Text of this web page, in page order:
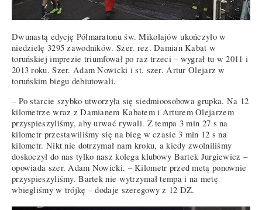
Dwunastą edycję Półmaratonu św. Mikołajów ukończyło w
niedzielę 3295 zawodników. Szer. rez. Damian Kabat w
toruńskiej imprezie triumfował po raz trzeci – wygrał tu w 2011 i
2013 roku. Szer. Adam Nowicki i st. szer. Artur Olejarz w
toruńskim biegu debiutowali.
– Po starcie szybko utworzyła się siedmioosobowa grupka. Na 12
kilometrze wraz z Damianem Kabatem i Arturem Olejarzem
przyspieszyliśmy, aby urwać rywali. Z tempa 3 min 27 s na
kilometr przestawiliśmy się na bieg w czasie 3 min 12 s na
kilometr. Nikt nie dotrzymał nam kroku, a kiedy zwolniliśmy
doskoczył do nas tylko nasz kolega klubowy Bartek Jurgiewicz –
opowiada szer. Adam Nowicki. – Kilometr przed metą ponownie
przyspieszyliśmy. Bartek nie wytrzymał tempa i na metę
wbiegliśmy w trójkę – dodaje szeregowy z 12 DZ.